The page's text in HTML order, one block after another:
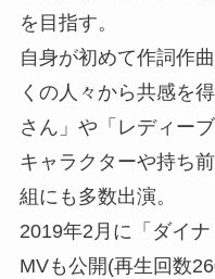
を目指す。
自身が初めて作詞作
くの人々から共感を
さん」や「レディー
キャラクターや持ち
組にも多数出演。
2019年2月に「ダイ
MVも公開(再生回数